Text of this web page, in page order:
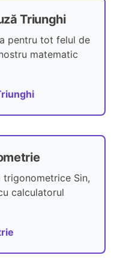
Triunghi
pentru tot felul de
matematic
Sin,
calculatorul